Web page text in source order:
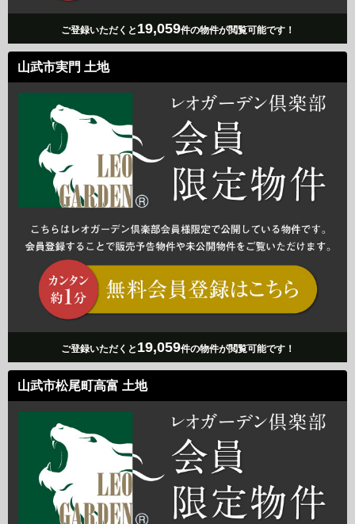
ご登録いただくと 19,059件の物件が閲覧可能です！
山武市実門 土地
ご登録いただくと 19,059件の物件が閲覧可能です！
山武市松尾町高富 土地